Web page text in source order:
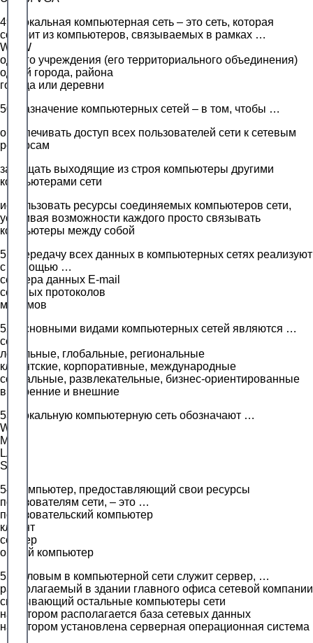
49.Локальная компьютерная сеть – это сеть, которая
состоит из компьютеров, связываемых в рамках …
WWW
одного учреждения (его территориального объединения)
одной города, района
города или деревни
50.Назначение компьютерных сетей – в том, чтобы …
обеспечивать доступ всех пользователей сети к сетевым
ресурсам
замещать выходящие из строя компьютеры другими
компьютерами сети
использовать ресурсы соединяемых компьютеров сети,
усиливая возможности каждого просто связывать
компьютеры между собой
51.Передачу всех данных в компьютерных сетях реализуют
с помощью …
сервера данных Е-mail
сетевых протоколов
модемов
52.Основными видами компьютерных сетей являются …
сети
локальные, глобальные, региональные
клиентские, корпоративные, международные
социальные, развлекательные, бизнес-ориентированные
внутренние и внешние
53.Локальную компьютерную сеть обозначают …
WAN
MAN
LAN
SUN
54.Компьютер, предоставляющий свои ресурсы
пользователям сети, – это …
пользовательский компьютер
клиент
сервер
общий компьютер
55.Узловым в компьютерной сети служит сервер, …
располагаемый в здании главного офиса сетевой компании
связывающий остальные компьютеры сети
на котором располагается база сетевых данных
на котором установлена серверная операционная система